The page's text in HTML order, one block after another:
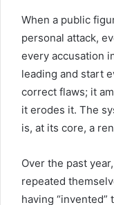
When a public
personal attack,
every accusation
leading and start
correct flaws; it
it erodes it. The
is, at its core, a
Over the past
repeated
having